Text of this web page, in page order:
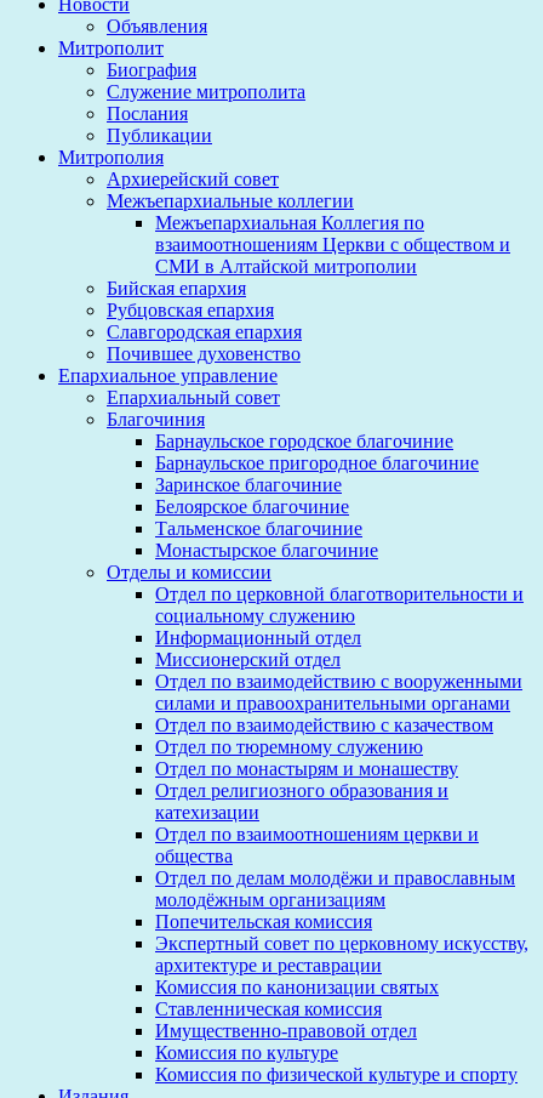
Объявления
Митрополит
Биография
Служение митрополита
Послания
Публикации
Митрополия
Архиерейский совет
Межъепархиальные коллегии
Межъепархиальная Коллегия по
взаимоотношениям Церкви с обществом и
СМИ в Алтайской митрополии
Бийская епархия
Рубцовская епархия
Славгородская епархия
Почившее духовенство
Епархиальное управление
Епархиальный совет
Благочиния
Барнаульское городское благочиние
Барнаульское пригородное благочиние
Заринское благочиние
Белоярское благочиние
Тальменское благочиние
Монастырское благочиние
Отделы и комиссии
Отдел по церковной благотворительности и
социальному служению
Информационный отдел
Миссионерский отдел
Отдел по взаимодействию с вооруженными
силами и правоохранительными органами
Отдел по взаимодействию с казачеством
Отдел по тюремному служению
Отдел по монастырям и монашеству
Отдел религиозного образования и
катехизации
Отдел по взаимоотношениям церкви и
общества
Отдел по делам молодёжи и православным
молодёжным организациям
Попечительская комиссия
Экспертный совет по церковному искусству,
архитектуре и реставрации
Комиссия по канонизации святых
Ставленническая комиссия
Имущественно-правовой отдел
Комиссия по культуре
Комиссия по физической культуре и спорту